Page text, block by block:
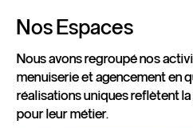
Nos Espaces
Nous avons regroupé nos
menuiserie et agencement en
réalisations uniques reflètent
pour leur métier.